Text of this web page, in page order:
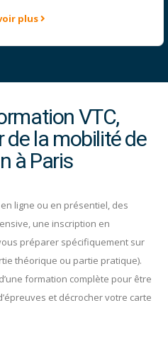
plus
VTC,
la mobilité de
à Paris
ligne ou en présentiel, des
une inscription en
préparer spécifiquement sur
théorique ou partie pratique).
formation complète pour être
et décrocher votre carte